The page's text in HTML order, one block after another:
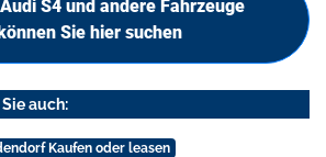
S4 und andere Fahrzeuge
Sie hier suchen
auch:
Kaufen oder leasen